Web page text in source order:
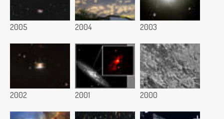
2005 2004 2003
2002 2001 2000